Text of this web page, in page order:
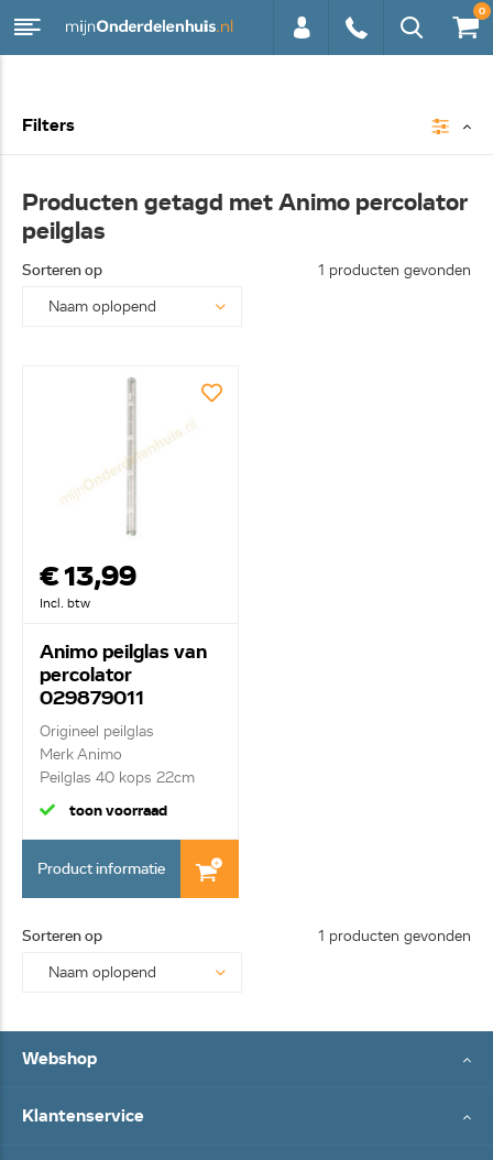
0
Filters
Producten getagd met Animo percolator
peilglas
Sorteren op 1 producten gevonden
€ 13,99
Incl. btw
Animo peilglas van
percolator
029879011
Origineel peilglas
Merk Animo
Peilglas 40 kops 22cm
toon voorraad
Product informatie
Sorteren op 1 producten gevonden
Webshop
Klantenservice